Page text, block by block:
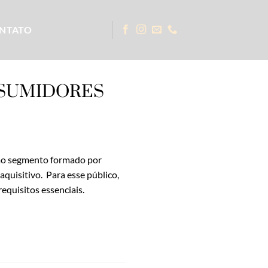
segmento formado por
Para esse público,
essenciais.